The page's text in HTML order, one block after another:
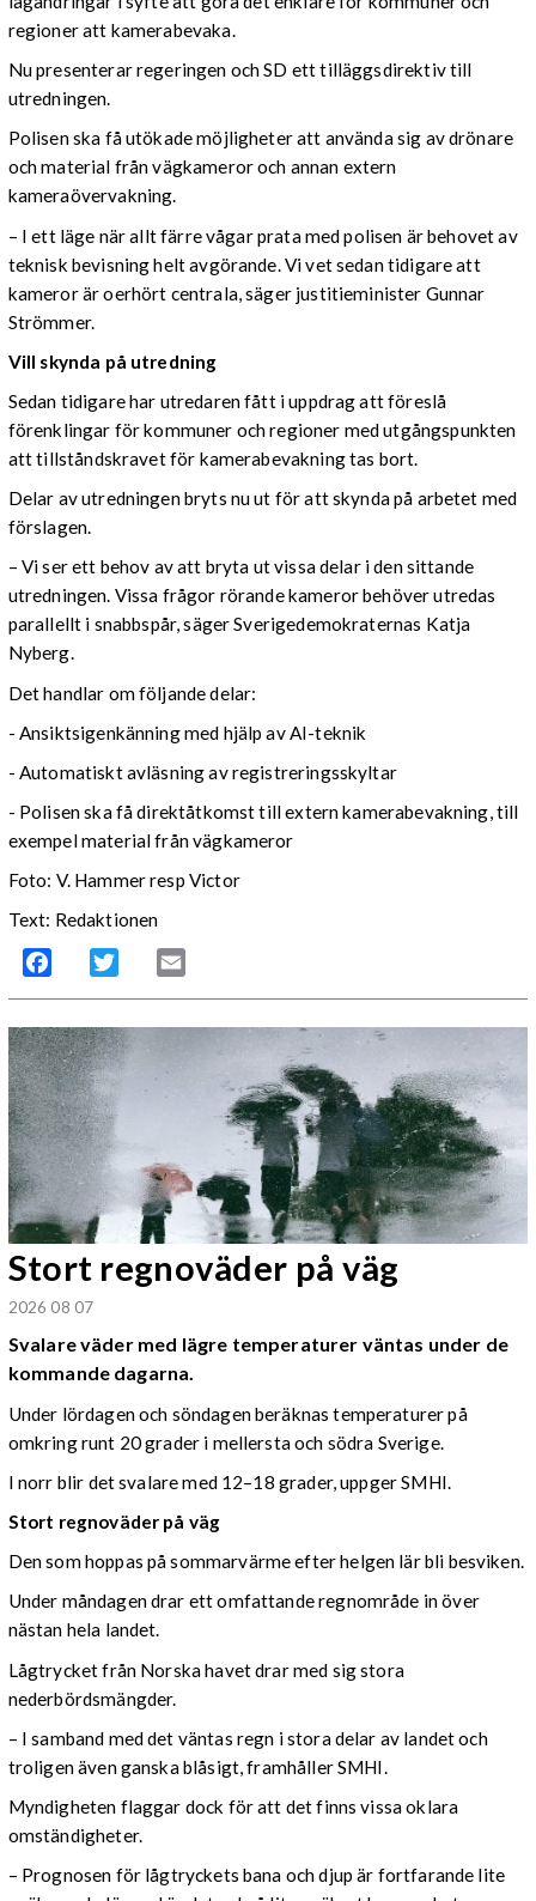
regioner att kamerabevaka.
Nu presenterar regeringen och SD ett tilläggsdirektiv till
utredningen.
Polisen ska få utökade möjligheter att använda sig av drönare
och material från vägkameror och annan extern
kameraövervakning.
– I ett läge när allt färre vågar prata med polisen är behovet av
teknisk bevisning helt avgörande. Vi vet sedan tidigare att
kameror är oerhört centrala, säger justitieminister Gunnar
Strömmer.
Vill skynda på utredning
Sedan tidigare har utredaren fått i uppdrag att föreslå
förenklingar för kommuner och regioner med utgångspunkten
att tillståndskravet för kamerabevakning tas bort.
Delar av utredningen bryts nu ut för att skynda på arbetet med
förslagen.
– Vi ser ett behov av att bryta ut vissa delar i den sittande
utredningen. Vissa frågor rörande kameror behöver utredas
parallellt i snabbspår, säger Sverigedemokraternas Katja
Nyberg.
Det handlar om följande delar:
- Ansiktsigenkänning med hjälp av AI-teknik
- Automatiskt avläsning av registreringsskyltar
- Polisen ska få direktåtkomst till extern kamerabevakning, till
exempel material från vägkameror
Foto: V. Hammer resp Victor
Text: Redaktionen
Facebook Twitter
Stort regnoväder på väg
2026 08 07
Svalare väder med lägre temperaturer väntas under de
kommande dagarna.
Under lördagen och söndagen beräknas temperaturer på
omkring runt 20 grader i mellersta och södra Sverige.
I norr blir det svalare med 12–18 grader, uppger SMHI.
Stort regnoväder på väg
Den som hoppas på sommarvärme efter helgen lär bli besviken.
Under måndagen drar ett omfattande regnområde in över
nästan hela landet.
Lågtrycket från Norska havet drar med sig stora
nederbördsmängder.
– I samband med det väntas regn i stora delar av landet och
troligen även ganska blåsigt, framhåller SMHI.
Myndigheten flaggar dock för att det finns vissa oklara
omständigheter.
– Prognosen för lågtryckets bana och djup är fortfarande lite